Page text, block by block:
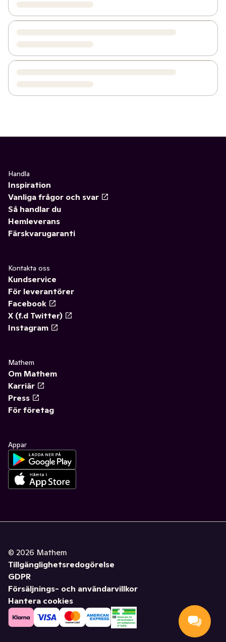
Handla
Inspiration
Vanliga frågor och svar
Så handlar du
Hemleverans
Färskvarugaranti
Kontakta oss
Kundservice
För leverantörer
Facebook
X (f.d Twitter)
Instagram
Mathem
Om Mathem
Karriär
Press
För företag
Appar
© 2026 Mathem
Tillgänglighetsredogörelse
GDPR
Försäljnings- och användarvillkor
Hantera cookies